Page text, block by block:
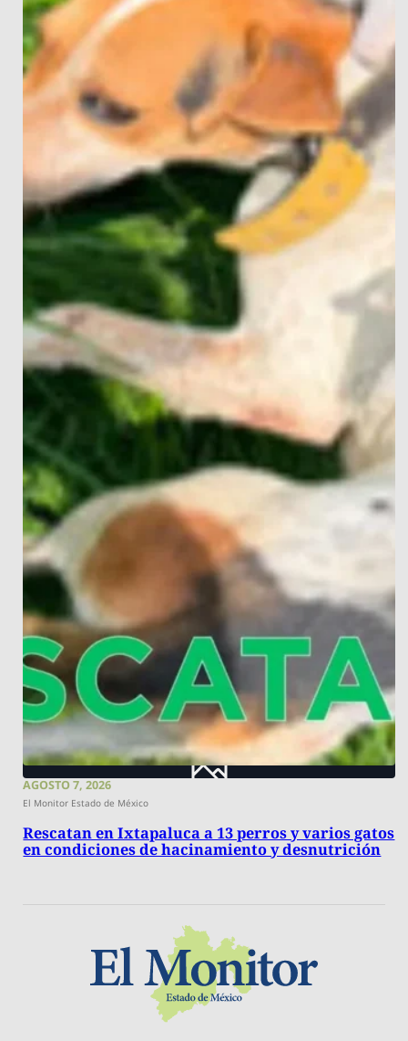
AGOSTO 7, 2026
El Monitor Estado de México
Rescatan en Ixtapaluca a 13 perros y varios gatos
en condiciones de hacinamiento y desnutrición